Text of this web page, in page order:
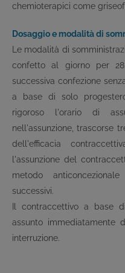
chemioterapici come
Dosaggio e modalità di
Le modalità di
confetto al giorno per
successiva confezione
a base di solo
rigoroso l'orario di
nell'assunzione, trascorse
dell'efficacia
l'assunzione del
metodo
successivi.
Il contraccettivo a base
assunto immediatamente
interruzione.